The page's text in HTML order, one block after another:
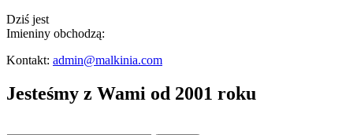
Dziś jest
Imieniny obchodzą:
Kontakt: admin@malkinia.com
Jesteśmy z Wami od 2001 roku